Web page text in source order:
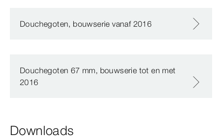
Douchegoten, bouwserie vanaf 2016
Douchegoten 67 mm, bouwserie tot en met
2016
Downloads